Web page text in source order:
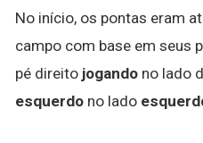
No início, os pontas eram
campo com base em seus
pé direito jogando no lado
esquerdo no lado